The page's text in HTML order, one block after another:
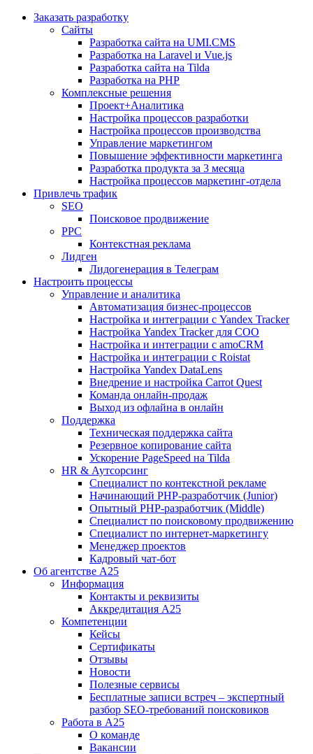
Заказать разработку
Сайты
Разработка сайта на UMI.CMS
Разработка на Laravel и Vue.js
Разработка сайта на Tilda
Разработка на PHP
Комплексные решения
Проект+Аналитика
Настройка процессов разработки
Настройка процессов производства
Управление маркетингом
Повышение эффективности маркетинга
Разработка продукта за 3 месяца
Настройка процессов маркетинг-отдела
Привлечь трафик
SEO
Поисковое продвижение
PPC
Контекстная реклама
Лидген
Лидогенерация в Телеграм
Настроить процессы
Управление и аналитика
Автоматизация бизнес-процессов
Настройка и интеграции с Yandex Tracker
Настройка Yandex Tracker для СОО
Настройка и интеграции с amoCRM
Настройка и интеграции с Roistat
Настройка Yandex DataLens
Внедрение и настройка Carrot Quest
Команда онлайн-продаж
Выход из офлайна в онлайн
Поддержка
Техническая поддержка сайта
Резервное копирование сайта
Ускорение PageSpeed на Tilda
HR & Аутсорсинг
Специалист по контекстной рекламе
Начинающий PHP-разработчик (Junior)
Опытный PHP-разработчик (Middle)
Специалист по поисковому продвижению
Специалист по интернет-маркетингу
Менеджер проектов
Кадровый чат-бот
Об агентстве А25
Информация
Контакты и реквизиты
Аккредитация А25
Компетенции
Кейсы
Сертификаты
Отзывы
Новости
Полезные сервисы
Бесплатные записи встреч – экспертный
разбор SEO-требований поисковиков
Работа в А25
О команде
Вакансии